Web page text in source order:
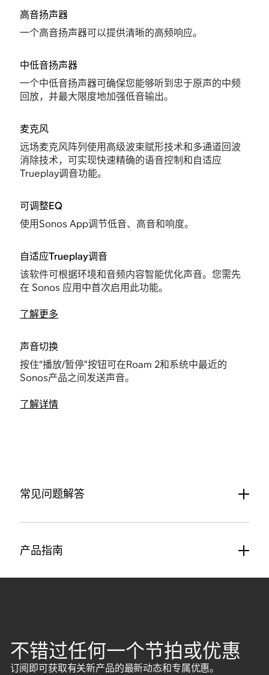
高音扬声器
一个高音扬声器可以提供清晰的高频响应。
中低音扬声器
一个中低音扬声器可确保您能够听到忠于原声的中频
回放，并最大限度地加强低音输出。
麦克风
远场麦克风阵列使用高级波束赋形技术和多通道回波
消除技术，可实现快速精确的语音控制和自适应
Trueplay调音功能。
可调整EQ
使用Sonos App调节低音、高音和响度。
自适应Trueplay调音
该软件可根据环境和音频内容智能优化声音。您需先
在 Sonos 应用中首次启用此功能。
了解更多
声音切换
按住“播放/暂停”按钮可在Roam 2和系统中最近的
Sonos产品之间发送声音。
了解详情
常见问题解答
产品指南
不错过任何一个节拍或优惠
订阅即可获取有关新产品的最新动态和专属优惠。